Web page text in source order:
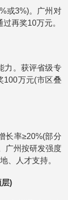
或3%)。广州对
再奖10万元。
。获评省级专
100万元(市区叠
率≥20%(部分
广州按研发强度
、人才支持。
)